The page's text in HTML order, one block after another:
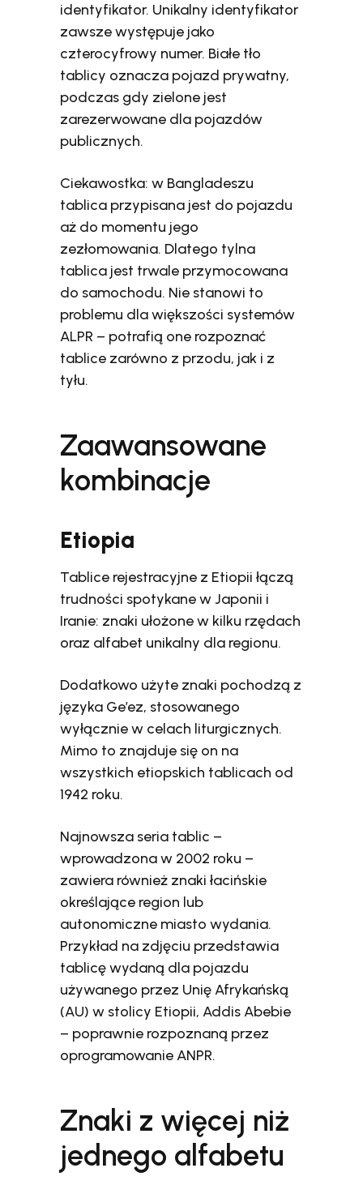
identyfikator. Unikalny identyfikator
zawsze występuje jako
czterocyfrowy numer. Białe tło
tablicy oznacza pojazd prywatny,
podczas gdy zielone jest
zarezerwowane dla pojazdów
publicznych.
Ciekawostka: w Bangladeszu
tablica przypisana jest do pojazdu
aż do momentu jego
zezłomowania. Dlatego tylna
tablica jest trwale przymocowana
do samochodu. Nie stanowi to
problemu dla większości systemów
ALPR – potrafią one rozpoznać
tablice zarówno z przodu, jak i z
tyłu.
Zaawansowane
kombinacje
Etiopia
Tablice rejestracyjne z Etiopii łączą
trudności spotykane w Japonii i
Iranie: znaki ułożone w kilku rzędach
oraz alfabet unikalny dla regionu.
Dodatkowo użyte znaki pochodzą z
języka Ge’ez, stosowanego
wyłącznie w celach liturgicznych.
Mimo to znajduje się on na
wszystkich etiopskich tablicach od
1942 roku.
Najnowsza seria tablic –
wprowadzona w 2002 roku –
zawiera również znaki łacińskie
określające region lub
autonomiczne miasto wydania.
Przykład na zdjęciu przedstawia
tablicę wydaną dla pojazdu
używanego przez Unię Afrykańską
(AU) w stolicy Etiopii, Addis Abebie
– poprawnie rozpoznaną przez
oprogramowanie ANPR.
Znaki z więcej niż
jednego alfabetu